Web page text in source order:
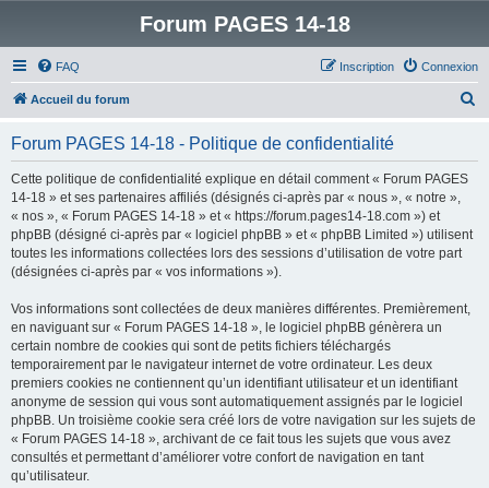
Forum PAGES 14-18
FAQ Connexion
Inscription
Accueil du forum
Forum PAGES 14-18 - Politique de confidentialité
Cette politique de confidentialité explique en détail comment « Forum PAGES
14-18 » et ses partenaires affiliés (désignés ci-après par « nous », « notre »,
« nos », « Forum PAGES 14-18 » et « https://forum.pages14-18.com ») et
phpBB (désigné ci-après par « logiciel phpBB » et « phpBB Limited ») utilisent
toutes les informations collectées lors des sessions d’utilisation de votre part
(désignées ci-après par « vos informations »).
Vos informations sont collectées de deux manières différentes. Premièrement,
en naviguant sur « Forum PAGES 14-18 », le logiciel phpBB génèrera un
certain nombre de cookies qui sont de petits fichiers téléchargés
temporairement par le navigateur internet de votre ordinateur. Les deux
premiers cookies ne contiennent qu’un identifiant utilisateur et un identifiant
anonyme de session qui vous sont automatiquement assignés par le logiciel
phpBB. Un troisième cookie sera créé lors de votre navigation sur les sujets de
« Forum PAGES 14-18 », archivant de ce fait tous les sujets que vous avez
consultés et permettant d’améliorer votre confort de navigation en tant
qu’utilisateur.